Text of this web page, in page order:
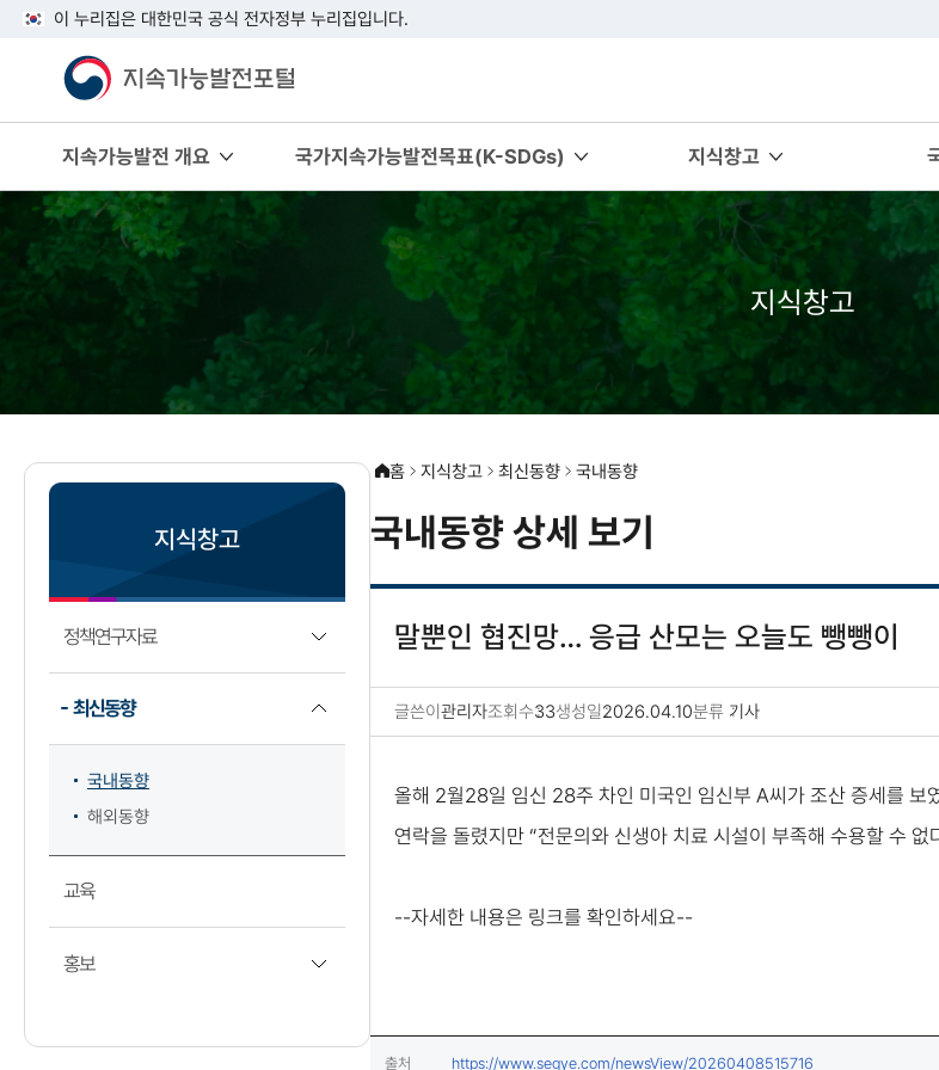
이 누리집은 대한민국 공식 전자정부 누리집입니다.
지속가능발전 개요 국가지속가능발전목표(K-SDGs) 지식창고
지식창고
지식창고
정책연구자료
최신동향
국내동향
해외동향
교육
홍보
홈 지식창고 최신동향 국내동향
국내동향 상세 보기
말뿐인 협진망… 응급 산모는 오늘도 뺑뺑이
글쓴이관리자조회수33생성일2026.04.10분류 기사
올해 2월28일 임신 28주 차인 미국인 임신부 A씨가 조산 증세를 보
연락을 돌렸지만 “전문의와 신생아 치료 시설이 부족해 수용할 수 없
--자세한 내용은 링크를 확인하세요--
출처 https://www.segye.com/newsView/20260408515716